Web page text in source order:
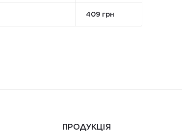
409 грн
ПРОДУКЦІЯ